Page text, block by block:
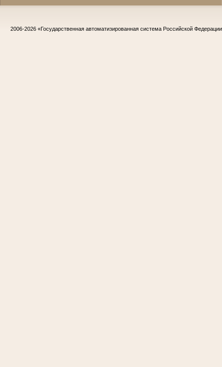
2006-2026 «Государственная автоматизированная система Российской